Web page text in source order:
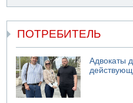
ПОТРЕБИТЕЛЬ
Адвокаты